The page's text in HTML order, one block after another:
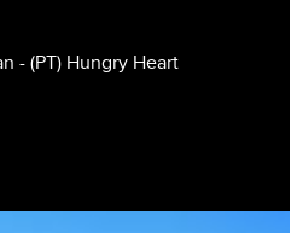
- (РТ) Hungry Heart